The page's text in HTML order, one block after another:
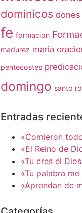
dominicos dones
fe formacion
madurez maria
pentecostes
domingo santo
Entradas
«Comieron
«El Reino de
«Tu eres el
«Tu palabra
«Aprendan de